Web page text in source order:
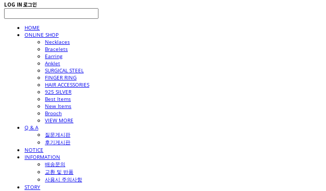
LOG IN로그인
HOME
ONLINE SHOP
Necklaces
Bracelets
Earring
Anklet
SURGICAL STEEL
FINGER RING
HAIR ACCESSORIES
925 SILVER
Best Items
New Items
Brooch
VIEW MORE
Q & A
질문게시판
후기게시판
NOTICE
INFORMATION
배송문의
교환 및 반품
사용시 주의사항
STORY